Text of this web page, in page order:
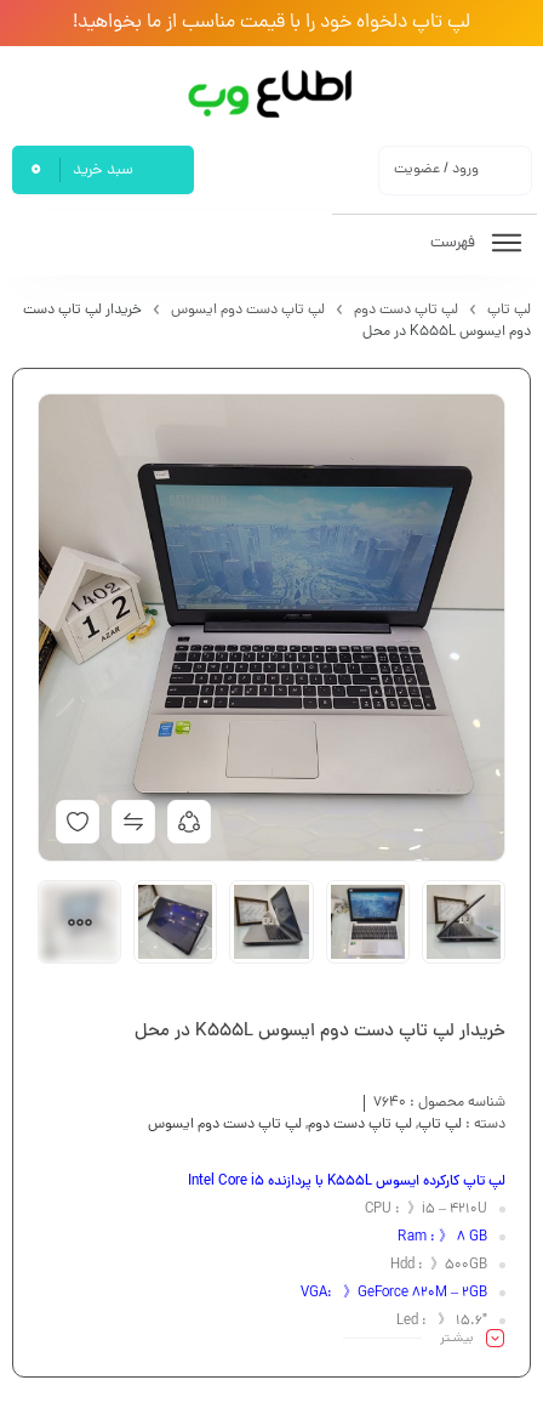
لپ تاپ دلخواه خود را با قیمت مناسب از ما بخواهید!
ورود / عضویت سبد خرید 0
فهرست
لپ تاپ لپ تاپ دست دوم لپ تاپ دست دوم ایسوس
خریدار لپ تاپ دست
دوم ایسوس K555L در محل
خریدار لپ تاپ دست دوم ایسوس K555L در محل
شناسه محصول : 7640
دسته : لپ تاپ,لپ تاپ دست دوم,لپ تاپ دست دوم ایسوس
لپ تاپ کارکرده ایسوس K555L با پردازنده Intel Core i5
CPU : 》i5 – 4210U
Ram : 》 8 GB
Hdd : 》500GB
VGA: 》GeForce 820M – 2GB
Led : 》 15.6″
بیشـتر